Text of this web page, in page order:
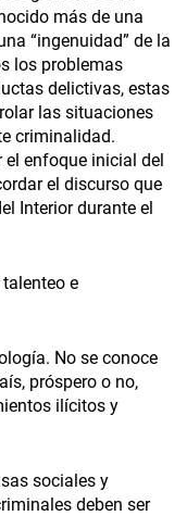
más de una
“ingenuidad” de la
los problemas
delictivas, estas
las situaciones
criminalidad.
enfoque inicial del
el discurso que
Interior durante el
e
No se conoce
próspero o no,
ilícitos y
sociales y
deben ser